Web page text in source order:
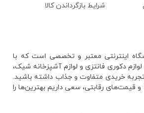
شرایط بازگرداندن کالا
اینترنتی معتبر و تخصصی است که با
لوازم دکوری فانتزی و لوازم آشپزخانه شیک،
خریدی متفاوت و جذاب داشته باشید.
و قیمت‌های رقابتی، سعی داریم بهترین‌ها را